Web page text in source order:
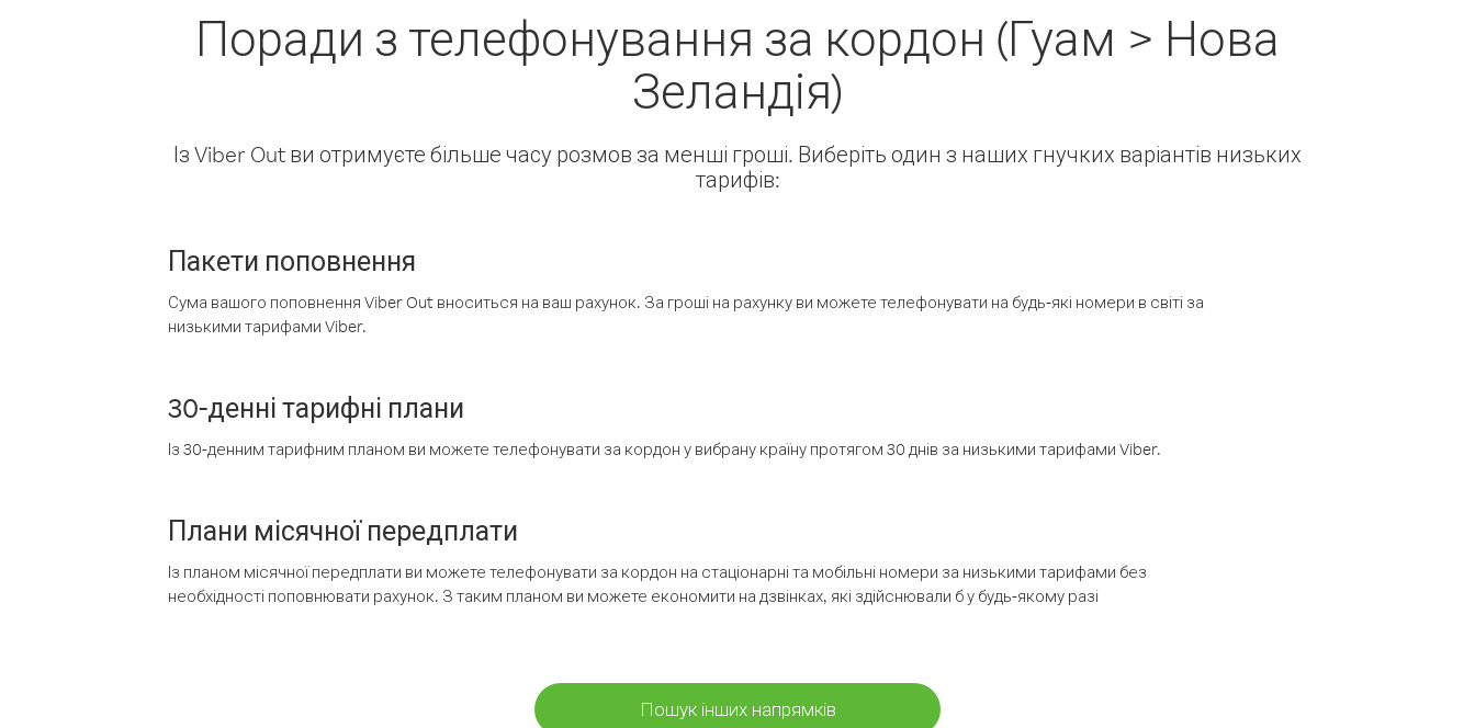
Поради з телефонування за кордон (Гуам > Нова
Зеландія)
Із Viber Out ви отримуєте більше часу розмов за менші гроші. Виберіть один з наших гнучких варіантів низьких
тарифів:
Пакети поповнення
Сума вашого поповнення Viber Out вноситься на ваш рахунок. За гроші на рахунку ви можете телефонувати на будь-які номери в світі за
низькими тарифами Viber.
30-денні тарифні плани
Із 30-денним тарифним планом ви можете телефонувати за кордон у вибрану країну протягом 30 днів за низькими тарифами Viber.
Плани місячної передплати
Із планом місячної передплати ви можете телефонувати за кордон на стаціонарні та мобільні номери за низькими тарифами без
необхідності поповнювати рахунок. З таким планом ви можете економити на дзвінках, які здійснювали б у будь-якому разі
Пошук інших напрямків